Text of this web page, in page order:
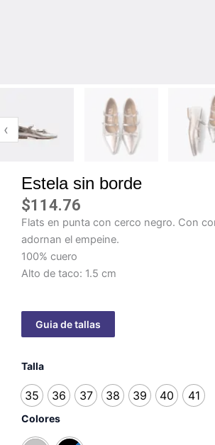
‹
Estela sin borde
$114.76
Flats en punta con cerco negro. Con
adornan el empeine.
100% cuero
Alto de taco: 1.5 cm
Talla
35 36 37 38 39 40 41
Colores
sin
borde
cantidad